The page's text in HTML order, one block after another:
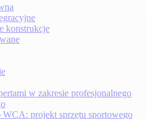
konstrukcje
w zakresie profesjonalnego
WCA: projekt sprzętu sportowego